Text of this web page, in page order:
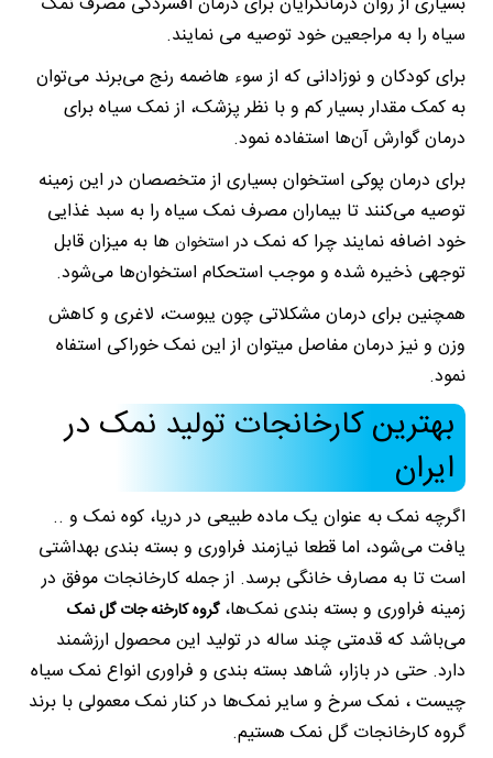
سیاه را به مراجعین خود توصیه می نمایند.
برای کودکان و نوزادانی که از سوء هاضمه رنج می‌برند می‌توان
به کمک مقدار بسیار کم و با نظر پزشک، از نمک سیاه برای
درمان گوارش آن‌ها استفاده نمود.
برای درمان پوکی استخوان بسیاری از متخصصان در این زمینه
توصیه می‌کنند تا بیماران مصرف نمک سیاه را به سبد غذایی
خود اضافه نمایند چرا که نمک در استخوان‌ ها به میزان قابل
توجهی ذخیره شده و موجب استحکام استخوان‌ها می‌شود.
همچنین برای درمان مشکلاتی چون یبوست، لاغری و کاهش
وزن و نیز درمان مفاصل میتوان از این نمک خوراکی استفاه
نمود.
بهترین کارخانجات تولید نمک در
ایران
اگرچه نمک به عنوان یک ماده طبیعی در دریا، کوه نمک و ..
یافت می‌شود، اما قطعا نیازمند فراوری و بسته بندی بهداشتی
است تا به مصارف خانگی برسد. از جمله کارخانجات موفق در
زمینه فراوری و بسته بندی نمک‌ها،گروه کارخنه جات گل نمک
می‌باشد که قدمتی چند ساله در تولید این محصول ارزشمند
دارد. حتی در بازار، شاهد بسته بندی و فراوری انواع نمک سیاه
چیست ، نمک سرخ و سایر نمک‌ها در کنار نمک معمولی با برند
گروه کارخانجات گل نمک هستیم.